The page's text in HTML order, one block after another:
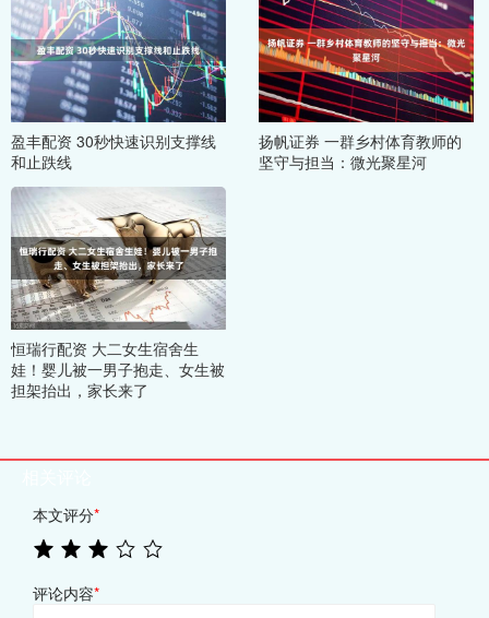
盈丰配资 30秒快速识别支撑线
和止跌线
扬帆证券 一群乡村体育教师的
坚守与担当：微光聚星河
恒瑞行配资 大二女生宿舍生
娃！婴儿被一男子抱走、女生被
担架抬出，家长来了
本文评分*
评论内容*